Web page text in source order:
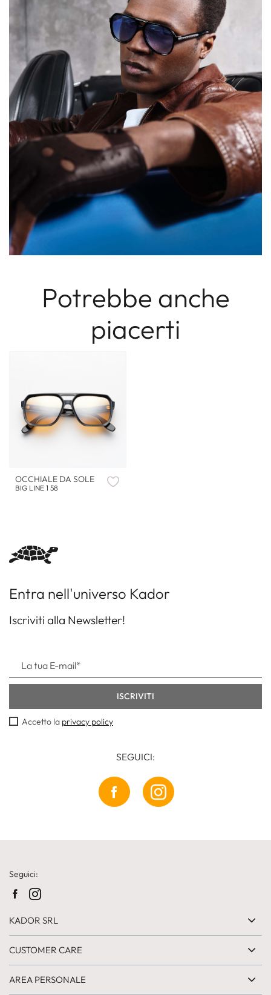
Potrebbe anche
piacerti
OCCHIALE DA SOLE
BIG LINE 1 58
Entra nell'universo Kador
Iscriviti alla Newsletter!
Accetto la privacy policy
SEGUICI:
Seguici:
KADOR SRL
CUSTOMER CARE
AREA PERSONALE